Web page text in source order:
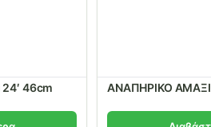
46cm ΑΝΑΠΗΡΙΚΟ